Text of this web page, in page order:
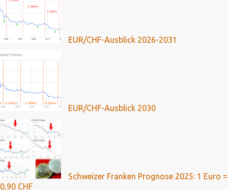
EUR/CHF-Ausblick 2026-2031
EUR/CHF-Ausblick 2030
Schweizer Franken Prognose 2025: 1 Euro =
0,90 CHF